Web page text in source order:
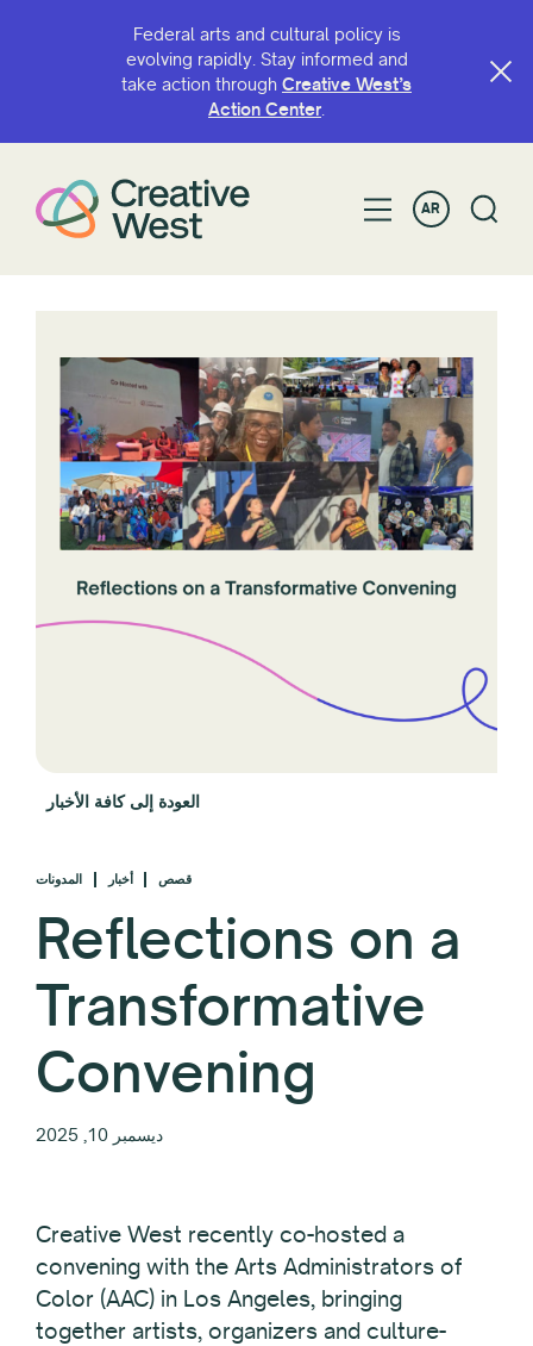
Federal arts and cultural policy is
evolving rapidly. Stay informed and
take action through Creative West’s
Action Center.
AR
العودة إلى كافة الأخبار
المدونات أخبار قصص
Reflections on a
Transformative
Convening
ديسمبر 10, 2025
Creative West recently co-hosted a
convening with the Arts Administrators of
Color (AAC) in Los Angeles, bringing
together artists, organizers and culture-